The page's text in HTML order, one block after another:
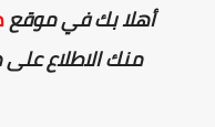
أهلا بك في موقع
منك الاطلاع